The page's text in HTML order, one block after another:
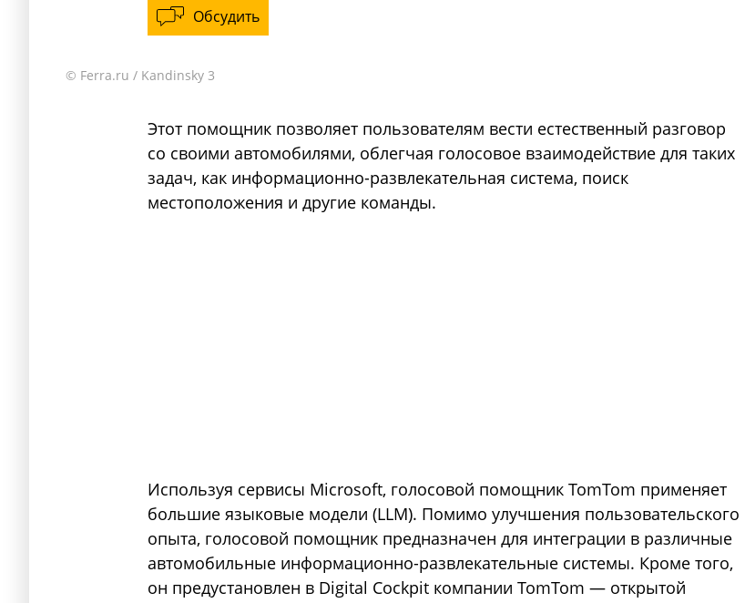
Обсудить
© Ferra.ru / Kandinsky 3
Этот помощник позволяет пользователям вести естественный разговор
со своими автомобилями, облегчая голосовое взаимодействие для таких
задач, как информационно-развлекательная система, поиск
местоположения и другие команды.
Используя сервисы Microsoft, голосовой помощник TomTom применяет
большие языковые модели (LLM). Помимо улучшения пользовательского
опыта, голосовой помощник предназначен для интеграции в различные
автомобильные информационно-развлекательные системы. Кроме того,
он предустановлен в Digital Cockpit компании TomTom — открытой